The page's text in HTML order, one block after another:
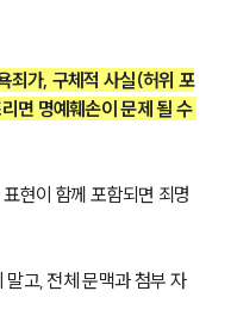
죄가, 구체적 사실(허위 포
면 명예훼손이 문제 될 수
현이 함께 포함되면 죄명
고, 전체 문맥과 첨부 자